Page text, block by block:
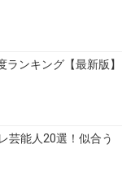
ンキング【最新版】
芸能人20選！似合う